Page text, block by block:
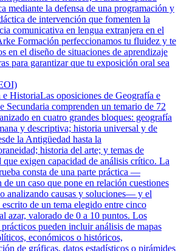
mediante la defensa de una programación y
de intervención que fomenten la
comunicativa en lengua extranjera en el
Formación perfeccionamos tu fluidez y te
en el diseño de situaciones de aprendizaje
para garantizar que tu exposición oral sea
e HistoriaLas oposiciones de Geografía e
Secundaria comprenden un temario de 72
en cuatro grandes bloques: geografía
y descriptiva; historia universal y de
la Antigüedad hasta la
historia del arte; y temas de
que exigen capacidad de análisis crítico. La
consta de una parte práctica —
de un caso que pone en relación cuestiones
analizando causas y soluciones— y el
de un tema elegido entre cinco
azar, valorado de 0 a 10 puntos. Los
prácticos pueden incluir análisis de mapas
económicos o históricos,
de gráficas, datos estadísticos o pirámides